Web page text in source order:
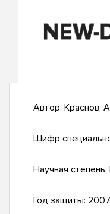
Автор: Краснов,
Шифр
Научная степень:
Год защиты: 2007